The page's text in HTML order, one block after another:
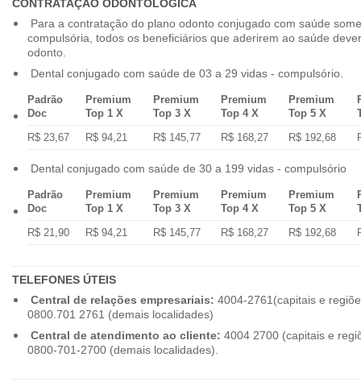
CONTRATAÇÃO ODONTOLÓGICA
Para a contratação do plano odonto conjugado com saúde
compulsória, todos os beneficiários que aderirem ao saúde
odonto.
Dental conjugado com saúde de 03 a 29 vidas - compulsório.
Padrão
Doc
Premium
Top 1 X
Premium
Top 3 X
Premium
Top 4 X
Premium
Top 5 X
R$ 23,67
R$ 94,21 R$ 145,77 R$ 168,27 R$ 192,68
Dental conjugado com saúde de 30 a 199 vidas - compulsório
Padrão
Doc
Premium
Top 1 X
Premium
Top 3 X
Premium
Top 4 X
Premium
Top 5 X
R$ 21,90
R$ 94,21 R$ 145,77 R$ 168,27 R$ 192,68
TELEFONES ÚTEIS
Central de relações empresariais: 4004-2761(capitais e
0800.701 2761 (demais localidades)
Central de atendimento ao cliente: 4004 2700 (capitais e
0800-701-2700 (demais localidades).